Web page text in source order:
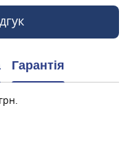
Гарантія